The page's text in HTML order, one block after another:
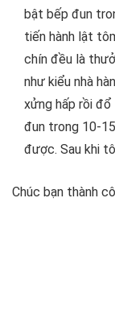
bật bếp đun
tiến hành lật
chín đều là
như kiểu nhà
xửng hấp rồi đổ
đun trong 10-
được. Sau khi
Chúc bạn thành